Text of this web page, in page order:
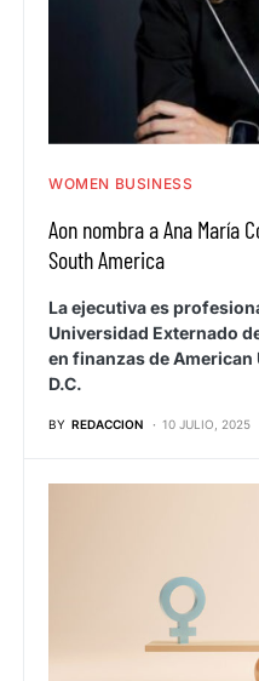
WOMEN BUSINESS
Aon nombra a Ana María
South America
La ejecutiva es
Universidad Externado
en finanzas de
D.C.
BY REDACCION 10 JULIO, 2025